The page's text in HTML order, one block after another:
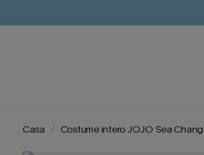
Casa Costume intero JOJO Sea